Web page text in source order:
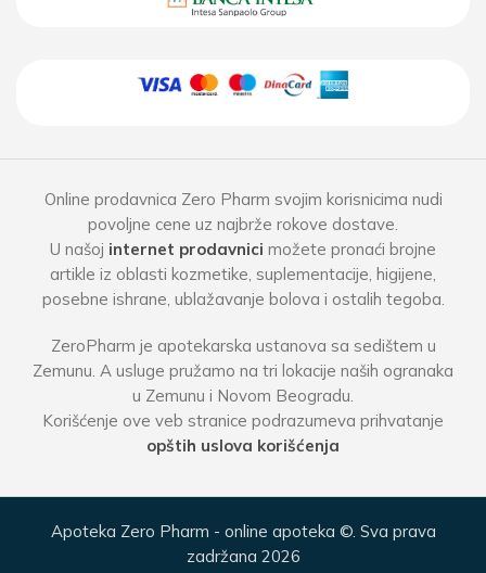
Online prodavnica Zero Pharm svojim korisnicima nudi
povoljne cene uz najbrže rokove dostave.
U našoj internet prodavnici možete pronaći brojne
artikle iz oblasti kozmetike, suplementacije, higijene,
posebne ishrane, ublažavanje bolova i ostalih tegoba.
ZeroPharm je apotekarska ustanova sa sedištem u
Zemunu. A usluge pružamo na tri lokacije naših ogranaka
u Zemunu i Novom Beogradu.
Korišćenje ove veb stranice podrazumeva prihvatanje
opštih uslova korišćenja
Apoteka Zero Pharm - online apoteka ©. Sva prava
zadržana 2026